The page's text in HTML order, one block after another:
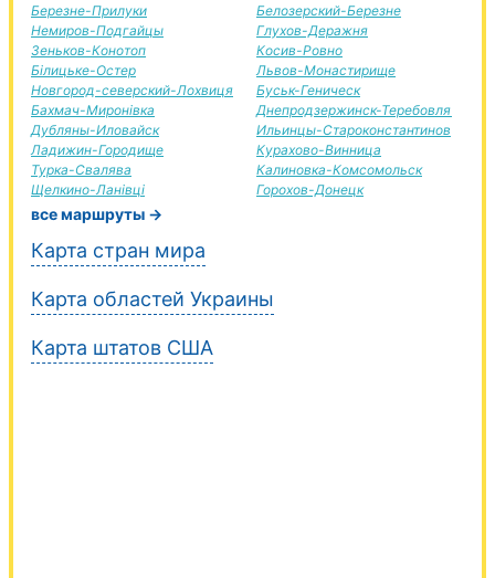
Березне-Прилуки
Немиров-Подгайцы
Зеньков-Конотоп
Білицьке-Остер
Новгород-северский-Лохвиця
Бахмач-Миронівка
Дубляны-Иловайск
Ладижин-Городище
Турка-Свалява
Щелкино-Ланівці
Белозерский-Березне
Глухов-Деражня
Косив-Ровно
Львов-Монастирище
Буськ-Геническ
Днепродзержинск-Теребовля
Ильинцы-Староконстантинов
Курахово-Винница
Калиновка-Комсомольск
Горохов-Донецк
все маршруты →
Карта стран мира
Карта областей Украины
Карта штатов США